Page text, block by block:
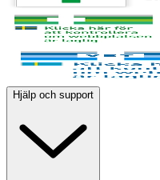
Hjälp och support